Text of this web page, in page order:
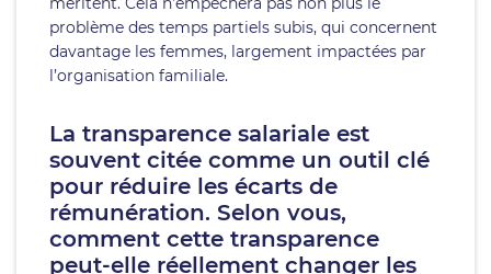
problème des temps partiels subis, qui concernent
davantage les femmes, largement impactées par
l’organisation familiale.
La transparence salariale est
souvent citée comme un outil clé
pour réduire les écarts de
rémunération. Selon vous,
comment cette transparence
peut-elle réellement changer les